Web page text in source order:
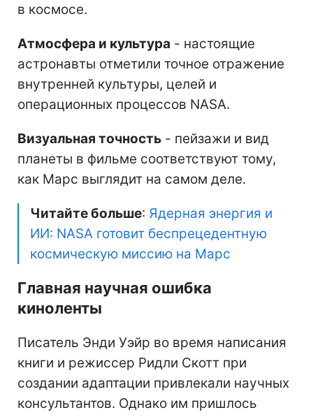
в космосе.
Атмосфера и культура - настоящие
астронавты отметили точное отражение
внутренней культуры, целей и
операционных процессов NASA.
Визуальная точность - пейзажи и вид
планеты в фильме соответствуют тому,
как Марс выглядит на самом деле.
Читайте больше: Ядерная энергия и
ИИ: NASA готовит беспрецедентную
космическую миссию на Марс
Главная научная ошибка
киноленты
Писатель Энди Уэйр во время написания
книги и режиссер Ридли Скотт при
создании адаптации привлекали научных
консультантов. Однако им пришлось